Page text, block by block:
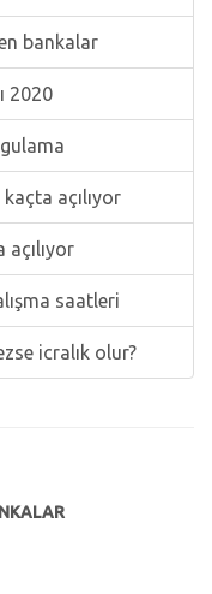
bankalar
2020
açılıyor
saatleri
icralık olur?